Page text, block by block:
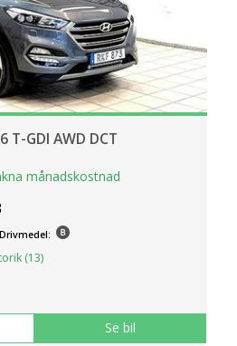
T-GDI AWD DCT
månadskostnad
Drivmedel:
(13)
Se bil